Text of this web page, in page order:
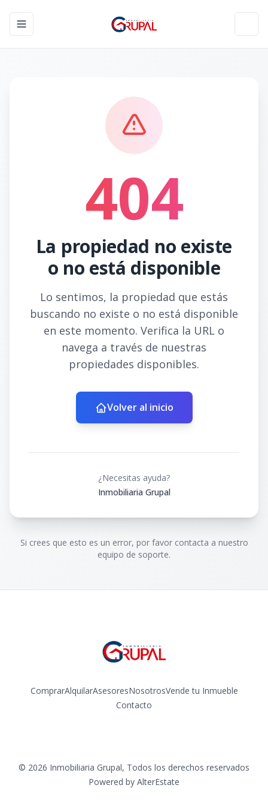
Toggle navigation menu
404
La propiedad no existe
o no está disponible
Lo sentimos, la propiedad que estás
buscando no existe o no está disponible
en este momento. Verifica la URL o
navega a través de nuestras
propiedades disponibles.
Volver al inicio
¿Necesitas ayuda?
Inmobiliaria Grupal
Si crees que esto es un error, por favor contacta a nuestro
equipo de soporte.
ComprarAlquilarAsesoresNosotrosVende tu Inmueble
Contacto
© 2026 Inmobiliaria Grupal, Todos los derechos reservados
Powered by AlterEstate